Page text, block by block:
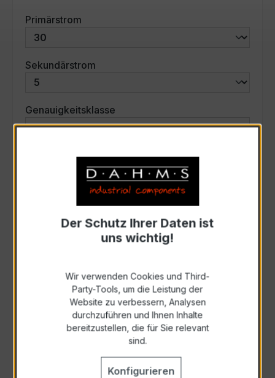
Primärstrom
Sekundärstrom
Genauigkeitsklasse
Scheinleistung (VA)auswählen
Auswahl zurücksetzen
Anfrage schriftlich
Als PDF exportieren
Der Schutz Ihrer Daten ist
uns wichtig!
Wir verwenden Cookies und Third-
Party-Tools, um die Leistung der
Website zu verbessern, Analysen
durchzuführen und Ihnen Inhalte
bereitzustellen, die für Sie relevant
sind.
Konfigurieren